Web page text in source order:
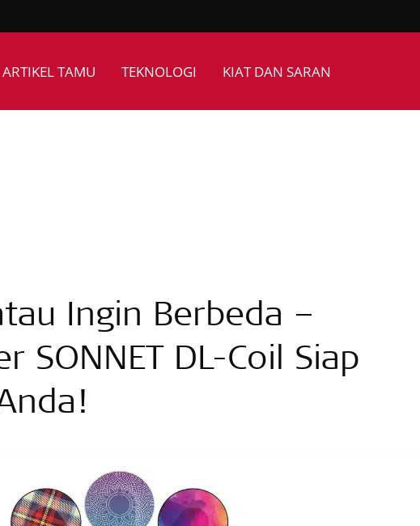
ARTIKEL TAMU TEKNOLOGI KIAT DAN SARAN
Ingin Berbeda –
SONNET DL-Coil Siap